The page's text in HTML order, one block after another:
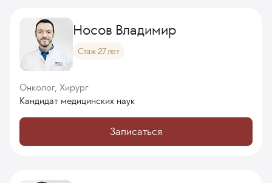
Носов Владимир
Стаж 27 лет
Онколог, Хирург
Кандидат медицинских наук
Записаться